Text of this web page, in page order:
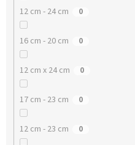
12 cm - 24 cm 0
16 cm - 20 cm 0
12 cm x 24 cm 0
17 cm - 23 cm 0
12 cm - 23 cm 0